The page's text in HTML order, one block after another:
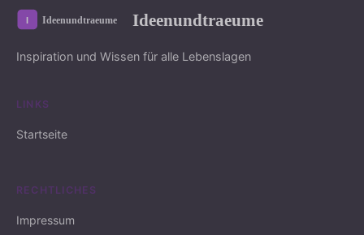
Ideenundtraeume
Inspiration und Wissen für alle Lebenslagen
LINKS
Startseite
RECHTLICHES
Impressum